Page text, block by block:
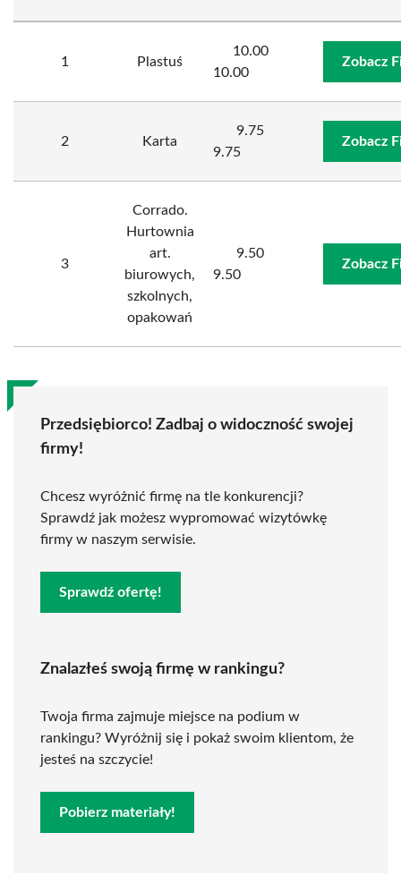
1 Plastuś
10.00
10.00
Zobacz
2 Karta
9.75
9.75
Zobacz
3
Corrado.
Hurtownia
art.
biurowych,
szkolnych,
opakowań
9.50
9.50
Zobacz
Przedsiębiorco! Zadbaj o widoczność swojej
firmy!
Chcesz wyróżnić firmę na tle konkurencji?
Sprawdź jak możesz wypromować wizytówkę
firmy w naszym serwisie.
Sprawdź ofertę!
Znalazłeś swoją firmę w rankingu?
Twoja firma zajmuje miejsce na podium w
rankingu? Wyróżnij się i pokaż swoim klientom, że
jesteś na szczycie!
Pobierz materiały!